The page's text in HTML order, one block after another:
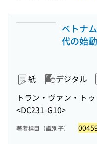
ベトナ
代の始動
紙 デジタル
トラン・ヴァン・ト
<DC231-G10>
著者標目（識別子）